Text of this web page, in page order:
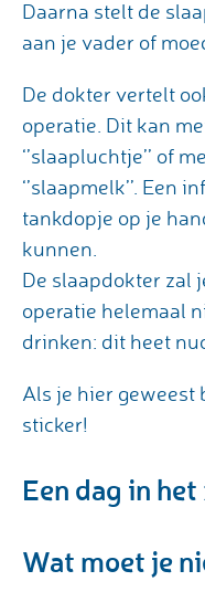
Daarna stelt de
aan je vader of
De dokter vertelt
operatie. Dit kan
‘’slaapluchtje’’ of
‘’slaapmelk’’. Een
tankdopje op je
kunnen.
De slaapdokter zal
operatie helemaal
drinken: dit heet
Als je hier geweest
sticker!
Een dag in
Wat moet je